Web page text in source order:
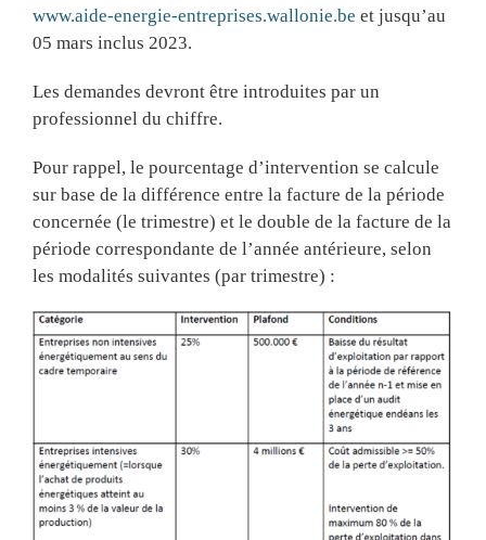
www.aide-energie-entreprises.wallonie.be et jusqu’au
05 mars inclus 2023.
Les demandes devront être introduites par un
professionnel du chiffre.
Pour rappel, le pourcentage d’intervention se calcule
sur base de la différence entre la facture de la période
concernée (le trimestre) et le double de la facture de la
période correspondante de l’année antérieure, selon
les modalités suivantes (par trimestre) :